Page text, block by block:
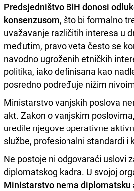
Predsjedništvo BiH donosi
konsenzusom, što bi formalno
uvažavanje različitih interesa u
međutim, pravo veta često se
navodno ugroženih etničkih
politika, iako definisana kao
posredno podređuje nižim
Ministarstvo vanjskih poslova
akt. Zakon o vanjskim
uredile njegove operativne
službe, profesionalni standardi i
Ne postoje ni odgovaraći uslovi
diplomatskog kadra. U svojoj
Ministarstvo nema diplomatsku